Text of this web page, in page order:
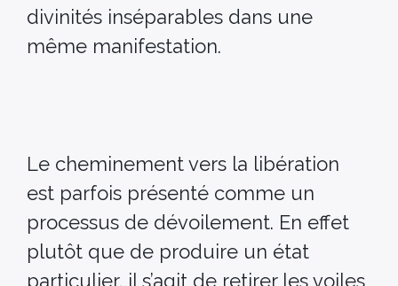
divinités inséparables dans une
même manifestation.
Le cheminement vers la libération
est parfois présenté comme un
processus de dévoilement. En effet
plutôt que de produire un état
particulier, il s’agit de retirer les voiles